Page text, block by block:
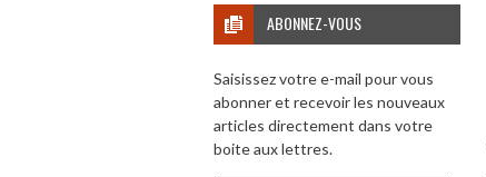
ABONNEZ-VOUS
Saisissez votre e-mail pour vous
abonner et recevoir les nouveaux
articles directement dans votre
boite aux lettres.